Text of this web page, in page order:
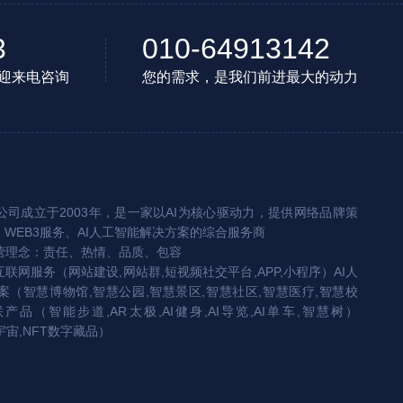
来电咨询
010-64913142
您的需求，是我们前进最大的动力
司成立于2003年，是一家以AI为核心驱动力，提供网络品牌策
服务、AI人工智能解决方案的综合服务商
理念：责任、热情、品质、包容
网服务（网站建设,网站群,短视频社交平台,APP,小程序）AI人
（智慧博物馆,智慧公园,智慧景区,智慧社区,智慧医疗,智慧校
品（智能步道,AR太极,AI健身,AI导览,AI单车,智慧树）
,NFT数字藏品）